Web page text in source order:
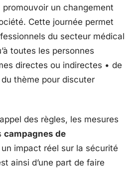
un changement
Cette journée permet
du secteur médical
toutes les personnes
directes ou indirectes • de
thème pour discuter
des règles, les mesures
campagnes de
impact réel sur la sécurité
ainsi d’une part de faire